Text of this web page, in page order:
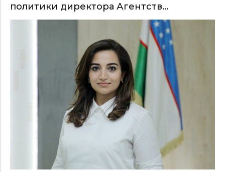
политики директора Агентств...